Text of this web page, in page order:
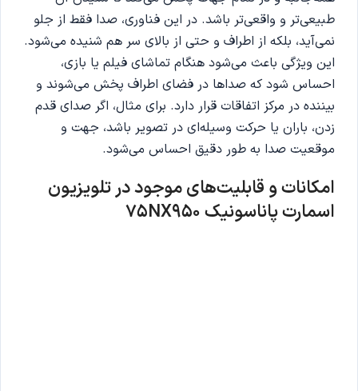
طبیعی‌تر و واقعی‌تر باشد. در این فناوری، صدا فقط از جلو
نمی‌آید، بلکه از اطراف و حتی از بالای سر هم شنیده می‌شود.
این ویژگی باعث می‌شود هنگام تماشای فیلم یا بازی،
احساس شود که صداها در فضای اطراف پخش می‌شوند و
بیننده در مرکز اتفاقات قرار دارد. برای مثال، اگر صدای قدم
زدن، باران یا حرکت وسیله‌ای در تصویر باشد، جهت و
موقعیت صدا به طور دقیق احساس می‌شود.
امکانات و قابلیت‌های موجود درتلویزیون
اسمارت پاناسونیک75NX950